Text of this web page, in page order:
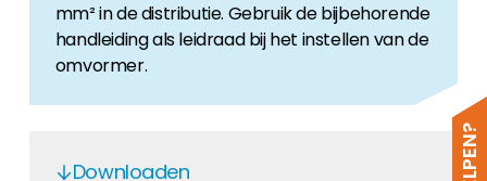
mm² in de distributie. Gebruik de bijbehorende
handleiding als leidraad bij het instellen van de
omvormer.
Downloaden